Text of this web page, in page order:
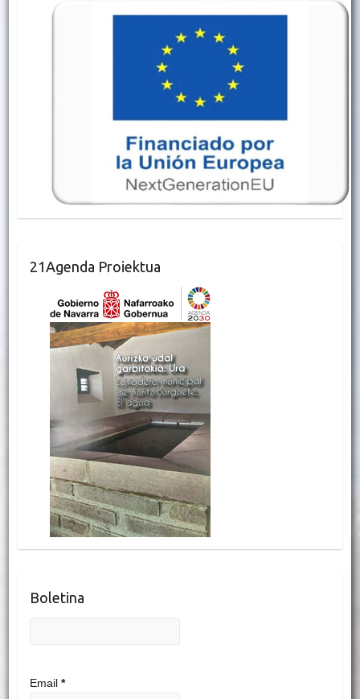
21Agenda Proiektua
Boletina
Email *